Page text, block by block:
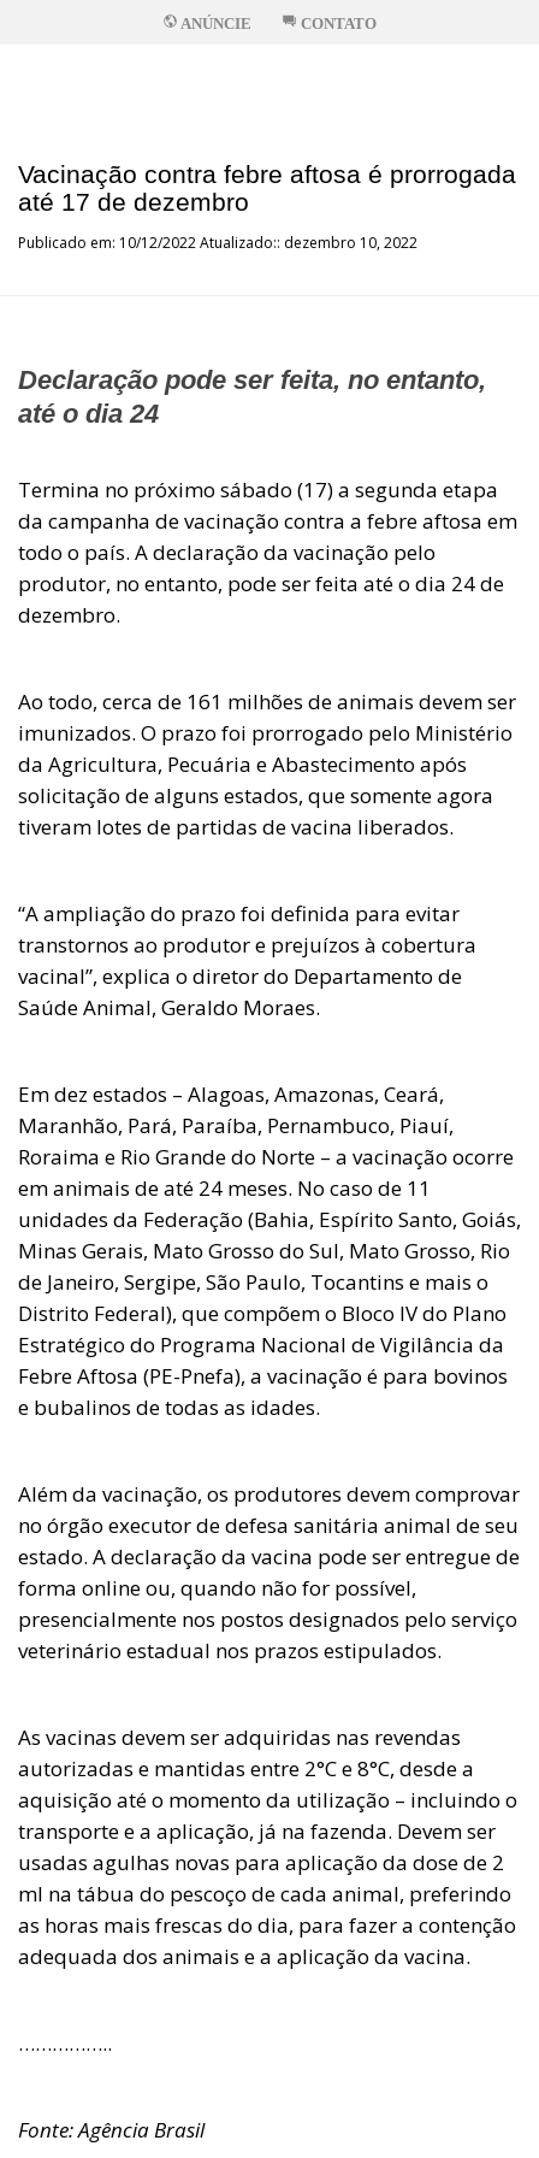
ANÚNCIE CONTATO
Vacinação contra febre aftosa é prorrogada
até 17 de dezembro
Publicado em: 10/12/2022 Atualizado:: dezembro 10, 2022
Declaração pode ser feita, no entanto,
até o dia 24
Termina no próximo sábado (17) a segunda etapa
da campanha de vacinação contra a febre aftosa em
todo o país. A declaração da vacinação pelo
produtor, no entanto, pode ser feita até o dia 24 de
dezembro.
Ao todo, cerca de 161 milhões de animais devem ser
imunizados. O prazo foi prorrogado pelo Ministério
da Agricultura, Pecuária e Abastecimento após
solicitação de alguns estados, que somente agora
tiveram lotes de partidas de vacina liberados.
“A ampliação do prazo foi definida para evitar
transtornos ao produtor e prejuízos à cobertura
vacinal”, explica o diretor do Departamento de
Saúde Animal, Geraldo Moraes.
Em dez estados – Alagoas, Amazonas, Ceará,
Maranhão, Pará, Paraíba, Pernambuco, Piauí,
Roraima e Rio Grande do Norte – a vacinação ocorre
em animais de até 24 meses. No caso de 11
unidades da Federação (Bahia, Espírito Santo, Goiás,
Minas Gerais, Mato Grosso do Sul, Mato Grosso, Rio
de Janeiro, Sergipe, São Paulo, Tocantins e mais o
Distrito Federal), que compõem o Bloco IV do Plano
Estratégico do Programa Nacional de Vigilância da
Febre Aftosa (PE-Pnefa), a vacinação é para bovinos
e bubalinos de todas as idades.
Além da vacinação, os produtores devem comprovar
no órgão executor de defesa sanitária animal de seu
estado. A declaração da vacina pode ser entregue de
forma online ou, quando não for possível,
presencialmente nos postos designados pelo serviço
veterinário estadual nos prazos estipulados.
As vacinas devem ser adquiridas nas revendas
autorizadas e mantidas entre 2°C e 8°C, desde a
aquisição até o momento da utilização – incluindo o
transporte e a aplicação, já na fazenda. Devem ser
usadas agulhas novas para aplicação da dose de 2
ml na tábua do pescoço de cada animal, preferindo
as horas mais frescas do dia, para fazer a contenção
adequada dos animais e a aplicação da vacina.
……………..
Fonte: Agência Brasil